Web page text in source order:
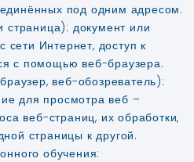
под одним адресом.
документ или
Интернет, доступ к
с помощью веб-браузера.
веб-обозреватель):
для просмотра веб –
веб-страниц, их обработки,
страницы к другой.
обучения: